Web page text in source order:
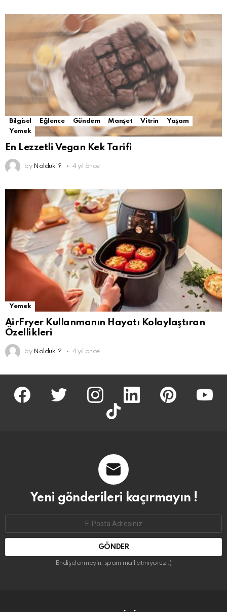
Bilgisel Eğlence Gündem Manşet Vitrin
Yaşam
Yemek
En Lezzetli Vegan Kek Tarifi
by Nolduki ? 4 yıl önce
Yemek
AirFryer Kullanmanın Hayatı Kolaylaştıran
Özellikleri
by Nolduki ? 4 yıl önce
facebook twitter İnstagram linkedin pinterest
tiktok
Yeni gönderileri kaçırmayın !
Endişelenmeyin, spam mail atmıyoruz :)